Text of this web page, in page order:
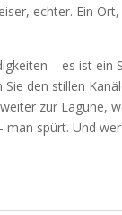
echter. Ein
– es ist ein
den stillen
zur Lagune,
spürt. Und